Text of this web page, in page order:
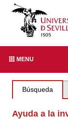
MENU
Búsqueda
Ayuda a la